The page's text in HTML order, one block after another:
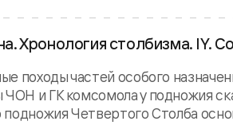
Хронология столбизма. IY.
походы частей особого
и ГК комсомола у подножия
Четвертого Столба